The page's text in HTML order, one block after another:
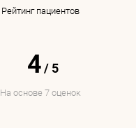
Рейтинг пациентов
4 / 5
На основе 7 оценок